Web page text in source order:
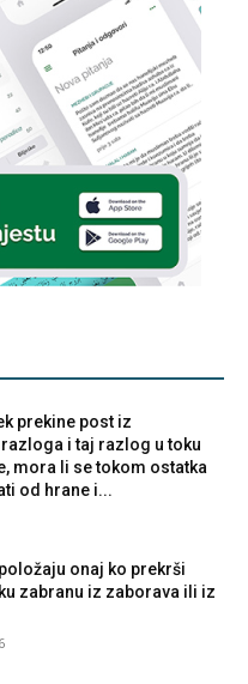
prekine post iz
i taj razlog u toku
mora li se tokom ostatka
od hrane i...
onaj ko prekrši
zabranu iz zaborava ili iz